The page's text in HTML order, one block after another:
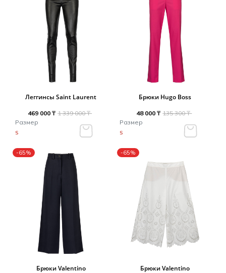
Леггинсы Saint Laurent
469 000 ₸ 1 339 000 ₸
Размер
S
Брюки Hugo Boss
48 000 ₸ 135 300 ₸
Размер
S
-65%
Брюки Valentino
-65%
Брюки Valentino